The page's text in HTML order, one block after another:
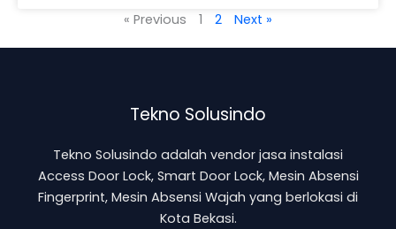
« Previous 1 2 Next »
Tekno Solusindo
Tekno Solusindo adalah vendor jasa instalasi
Access Door Lock, Smart Door Lock, Mesin Absensi
Fingerprint, Mesin Absensi Wajah yang berlokasi di
Kota Bekasi.